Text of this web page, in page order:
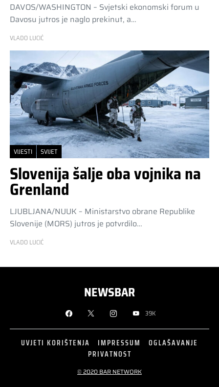
DAVOS/WASHINGTON – Svjetski ekonomski forum u
Davosu jutros je naglo prekinut, a…
VLADO LUCIĆ
VIJESTI SVIJET
Slovenija šalje oba vojnika na
Grenland
LJUBLJANA/NUUK – Ministarstvo obrane Republike
Slovenije (MORS) jutros je potvrdilo…
VLADO LUCIĆ
NEWSBAR
39K
UVJETI KORIŠTENJA IMPRESSUM
OGLAŠAVANJE
PRIVATNOST
© 2020 BAR NETWORK